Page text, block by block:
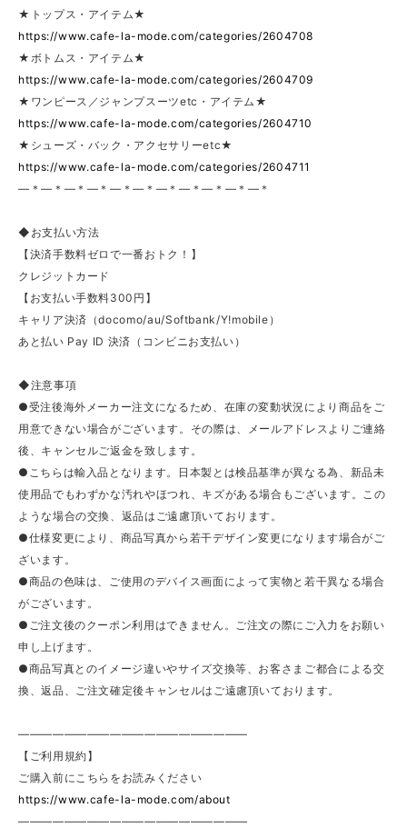
★トップス・アイテム★
https://www.cafe-la-mode.com/categories/2604708
★ボトムス・アイテム★
https://www.cafe-la-mode.com/categories/2604709
★ワンピース／ジャンプスーツetc・アイテム★
https://www.cafe-la-mode.com/categories/2604710
★シューズ・バック・アクセサリーetc★
https://www.cafe-la-mode.com/categories/2604711
—＊—＊—＊—＊—＊—＊—＊—＊—＊—＊—＊
◆お支払い方法
【決済手数料ゼロで一番おトク！】
クレジットカード
【お支払い手数料300円】
キャリア決済（docomo/au/Softbank/Y!mobile）
あと払い Pay ID 決済（コンビニお支払い）
◆注意事項
●受注後海外メーカー注文になるため、在庫の変動状況により商品をご
用意できない場合がございます。その際は、メールアドレスよりご連絡
後、キャンセルご返金を致します。
●こちらは輸入品となります。日本製とは検品基準が異なる為、新品未
使用品でもわずかな汚れやほつれ、キズがある場合もございます。この
ような場合の交換、返品はご遠慮頂いております。
●仕様変更により、商品写真から若干デザイン変更になります場合がご
ざいます。
●商品の色味は、ご使用のデバイス画面によって実物と若干異なる場合
がございます。
●ご注文後のクーポン利用はできません。ご注文の際にご入力をお願い
申し上げます。
●商品写真とのイメージ違いやサイズ交換等、お客さまご都合による交
換、返品、ご注文確定後キャンセルはご遠慮頂いております。
————————————————————
【ご利用規約】
ご購入前にこちらをお読みください
https://www.cafe-la-mode.com/about
————————————————————